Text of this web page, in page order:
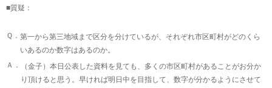
■質疑：
Ｑ． 第一から第三地域まで区分を分けているが、それぞれ市区町村がどのくら
いあるのか数字はあるのか。
Ａ．
（金子）本日公表した資料を見ても、多くの市区町村があることがお分か
り頂けると思う。早ければ明日中を目指して、数字が分かるようにさせて